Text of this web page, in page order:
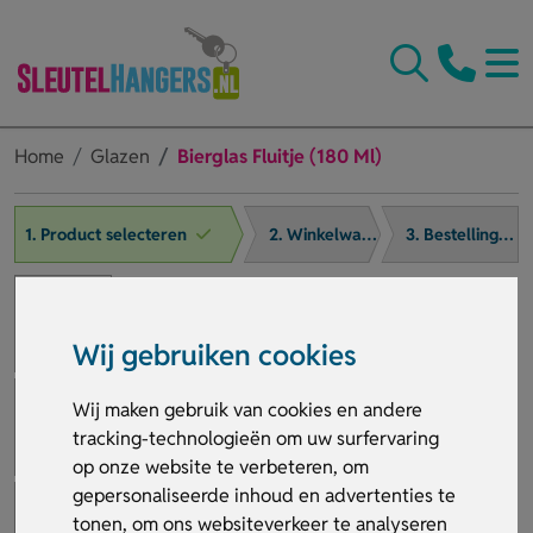
Wij gebruiken cookies
Wij maken gebruik van cookies en andere
tracking-technologieën om uw surfervaring
op onze website te verbeteren, om
gepersonaliseerde inhoud en advertenties te
tonen, om ons websiteverkeer te analyseren
Home Glazen Bierglas Fluitje (180 Ml)
1. Product selecteren 2. Winkelwagen 3. Bestelling afronden